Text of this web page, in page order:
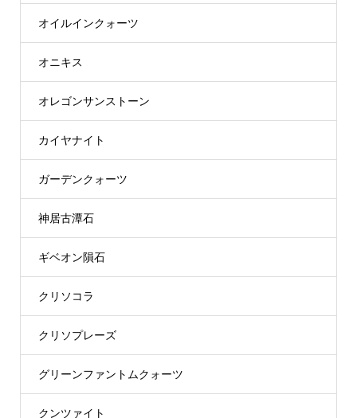
オイルインクォーツ
オニキス
オレゴンサンストーン
カイヤナイト
ガーデンクォーツ
神居古潭石
ギベオン隕石
クリソコラ
クリソプレーズ
グリーンファントムクォーツ
クンツァイト